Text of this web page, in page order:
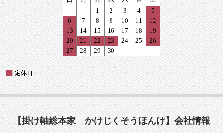
【掛け軸総本家 かけじくそうほんけ】会社情報